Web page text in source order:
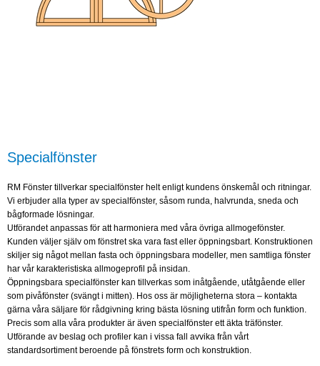
Specialfönster
RM Fönster tillverkar specialfönster helt enligt kundens önskemål och ritningar.
Vi erbjuder alla typer av specialfönster, såsom runda, halvrunda, sneda och
bågformade lösningar.
Utförandet anpassas för att harmoniera med våra övriga allmogefönster.
Kunden väljer själv om fönstret ska vara fast eller öppningsbart. Konstruktionen
skiljer sig något mellan fasta och öppningsbara modeller, men samtliga fönster
har vår karakteristiska allmogeprofil på insidan.
Öppningsbara specialfönster kan tillverkas som inåtgående, utåtgående eller
som pivåfönster (svängt i mitten). Hos oss är möjligheterna stora – kontakta
gärna våra säljare för rådgivning kring bästa lösning utifrån form och funktion.
Precis som alla våra produkter är även specialfönster ett äkta träfönster.
Utförande av beslag och profiler kan i vissa fall avvika från vårt
standardsortiment beroende på fönstrets form och konstruktion.